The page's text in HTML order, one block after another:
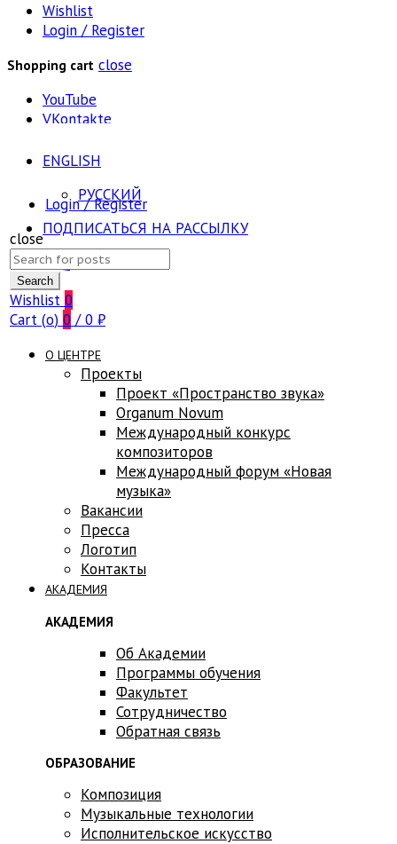
Wishlist
Login / Register
Shopping cart close
YouTube
VKontakte
ENGLISH
РУССКИЙ
ПОДПИСАТЬСЯ НА РАССЫЛКУ
FAQ
Login / Register
close
Search
for:
Search
Wishlist 0
Cart (o) 0 / 0 ₽
О ЦЕНТРЕ
Проекты
Проект «Пространство звука»
Оrganum Novum
Международный конкурс
композиторов
Международный форум «Новая
музыка»
Вакансии
Пресса
Логотип
Контакты
АКАДЕМИЯ
АКАДЕМИЯ
Об Академии
Программы обучения
Факультет
Сотрудничество
Обратная связь
ОБРАЗОВАНИЕ
Композиция
Музыкальные технологии
Исполнительское искусство